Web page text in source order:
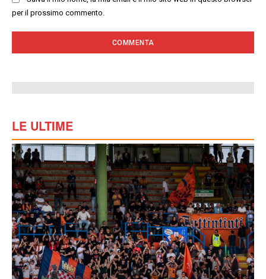
per il prossimo commento.
LE ULTIME